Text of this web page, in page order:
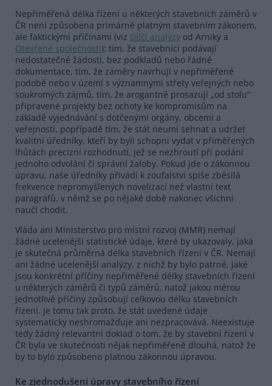
Nepřiměřená délka řízení u některých stavebních záměrů v
ČR není způsobena primárně platným stavebním zákonem,
ale faktickými příčinami (viz Dílčí analýzy od Arniky a
Otevřené společnosti): tím, že stavebníci podávají
nedostatečné žádosti, bez podkladů nebo řádné
dokumentace, tím, že záměry navrhují v nepřiměřené
podobě nebo v území s významnými střety veřejných nebo
soukromých zájmů, tím, že arogantně prosazují „od stolu“
připravené projekty bez ochoty ke kompromisům na
základě vyjednávání s dotčenými orgány, obcemi a
veřejností, popřípadě tím, že stát neumí sehnat a udržet
kvalitní úředníky, kteří by byli schopni vydat v přiměřených
lhůtách precizní rozhodnutí, jež se nezhroutí při podání
jednoho odvolání či správní žaloby. Pokud jde o zákonnou
úpravu, naše úředníky přivádí k zoufalství spíše zběsilá
frekvence nepromyšlených novelizací než vlastní text
paragrafů, v němž se po nějaké době nakonec všichni
naučí chodit.
Vláda ani Ministerstvo pro místní rozvoj (MMR) nemají
žádné ucelenější statistické údaje, které by ukazovaly, jaká
je skutečná průměrná délka stavebních řízení v ČR. Nemají
ani žádné ucelenější analýzy, z nichž by bylo patrné, jaké
jsou konkrétní příčiny nepřiměřené délky stavebních řízení
u některých záměrů či typů záměrů, natož jakou měrou
jednotlivé příčiny způsobují celkovou délku stavebních
řízení. Je tomu tak proto, že stát uvedené údaje
systematicky neshromažďuje ani nezpracovává. Neexistuje
tedy žádný relevantní doklad o tom, že by stavební řízení v
ČR byla ve skutečnosti nějak nepřiměřeně dlouhá, natož že
by to bylo způsobeno platnou zákonnou úpravou.
Ke zjednodušení úpravy stavebního řízení